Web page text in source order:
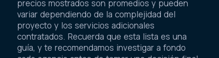
precios mostrados son promedios y pueden
variar dependiendo de la complejidad del
proyecto y los servicios adicionales
contratados. Recuerda que esta lista es una
guía, y te recomendamos investigar a fondo